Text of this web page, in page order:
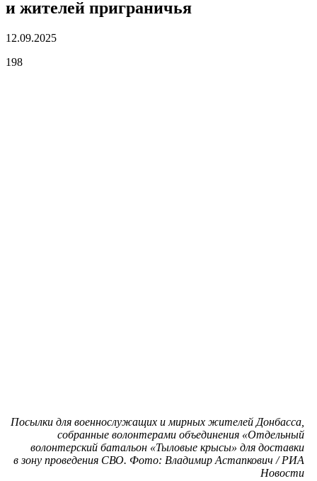
и жителей приграничья
12.09.2025
198
Посылки для военнослужащих и мирных жителей Донбасса,
собранные волонтерами объединения «Отдельный
волонтерский батальон «Тыловые крысы» для доставки
в зону проведения СВО. Фото: Владимир Астапкович / РИА
Новости